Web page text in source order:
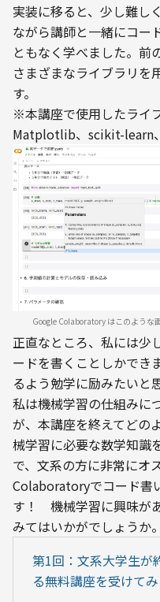
実装に移ると、少し難し
ながら講師と一緒にコー
ともなく学べました。前
さまざまなライブラリを
す。
※本講座で使用したライ
Matplotlib、scikit-learn
Google Colaboratory はこのような
正直なところ、私には少
ードを書くことしかでき
るよう勉学に励みたいと
私は機械学習の仕組みに
が、本講座を終えてどの
械学習に必要な数学知識
で、文系の方に非常にオ
Colaboratoryでコード書
す！　機械学習に興味が
みてはいかがでしょうか。
第1回：文系大学生が
る無料講座を受けてみ